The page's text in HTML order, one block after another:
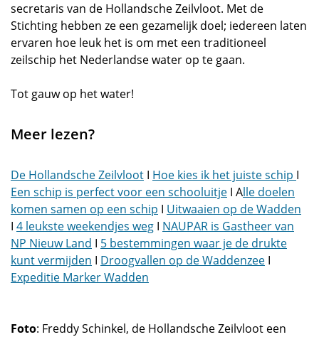
secretaris van de Hollandsche Zeilvloot. Met de
Stichting hebben ze een gezamelijk doel; iedereen laten
ervaren hoe leuk het is om met een traditioneel
zeilschip het Nederlandse water op te gaan.
Tot gauw op het water!
Meer lezen?
De Hollandsche Zeilvloot I Hoe kies ik het juiste schip I
Een schip is perfect voor een schooluitje I Alle doelen
komen samen op een schip I Uitwaaien op de Wadden
I 4 leukste weekendjes weg I NAUPAR is Gastheer van
NP Nieuw Land I 5 bestemmingen waar je de drukte
kunt vermijden I Droogvallen op de Waddenzee I
Expeditie Marker Wadden
Foto: Freddy Schinkel, de Hollandsche Zeilvloot een